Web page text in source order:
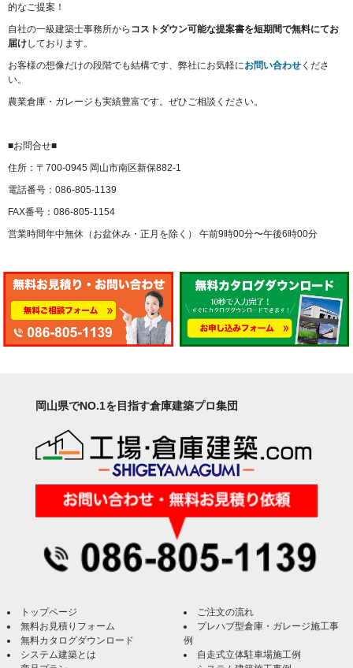
的なご提案！
自社の一級建築士事務所から コストダウン可能な提案書を短期間で無料にてお
届けしております。
お客様の想像だけの段階でも結構です、弊社にお気軽にお問い合わせ くださ
い。
農業倉庫・ガレージも実績豊富です。ぜひご相談ください。
■お問合せ■
住所：〒700-0945 岡山市南区新保882-1
電話番号：086-805-1139
FAX番号：086-805-1154
営業時間年中無休（お盆休み・正月を除く） 午前9時00分〜午後6時00分
岡山県でNO.1を目指す倉庫建築プロ集団
トップページ
無料お見積りフォーム
無料カタログダウンロード
システム建築とは
ご注文の流れ
プレハブ型倉庫・ガレージ施工事
例
自走式立体駐車場施工例